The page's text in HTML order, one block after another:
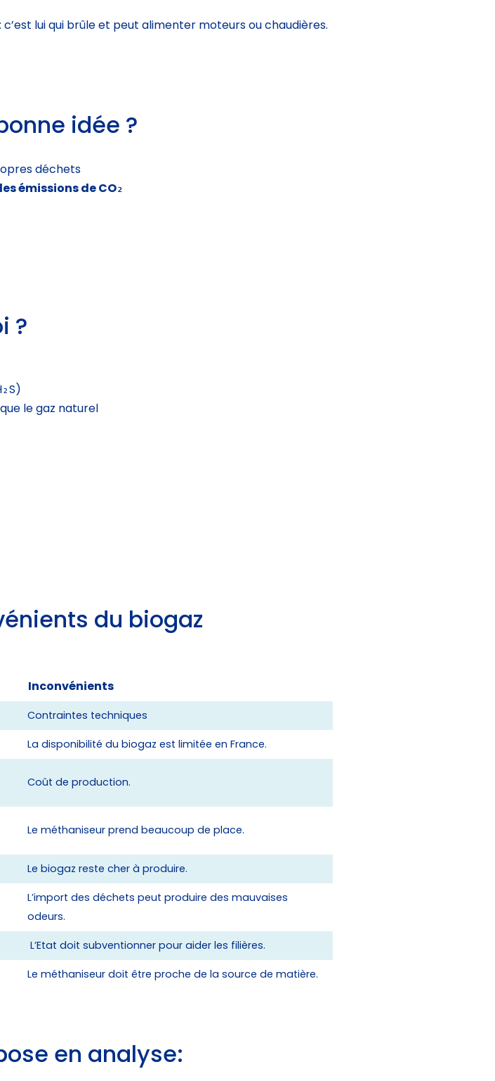
lui qui brûle et peut alimenter moteurs ou chaudières.
idée ?
déchets
émissions de CO₂
?
le gaz naturel
du biogaz
Inconvénients
Contraintes techniques
La disponibilité du biogaz est limitée en France.
Coût de production.
Le méthaniseur prend beaucoup de place.
Le biogaz reste cher à produire.
L’import des déchets peut produire des mauvaises
odeurs.
L’Etat doit subventionner pour aider les filières.
Le méthaniseur doit être proche de la source de matière.
en analyse: